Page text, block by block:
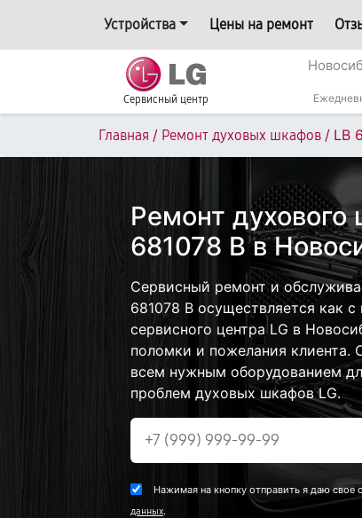
Устройства Цены на ремонт
Сервисный центр
Главная / Ремонт духовых шкафов / LB
Ремонт духового
681078 B в
Сервисный ремонт и
681078 B осуществляется как
сервисного центра LG в
поломки и пожелания клиента.
всем нужным оборудованием
проблем духовых шкафов LG.
Нажимая на кнопку отправить я даю свое
данных.